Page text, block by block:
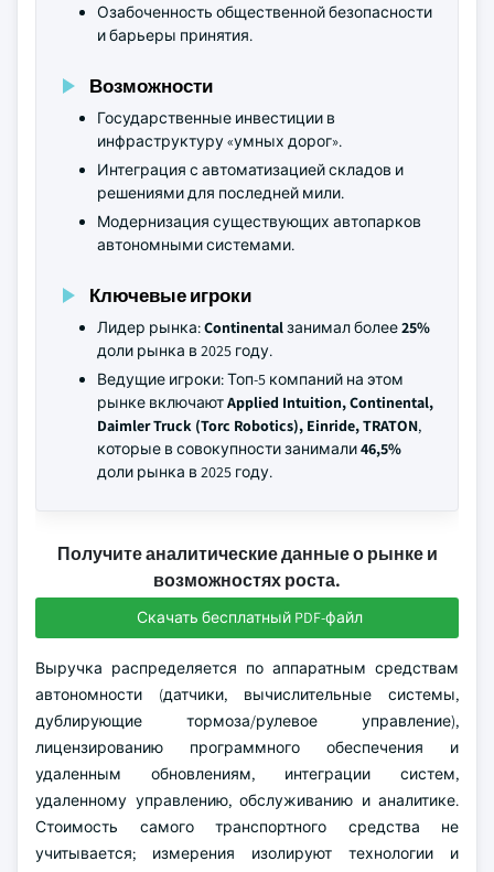
Озабоченность общественной безопасности
и барьеры принятия.
Возможности
Государственные инвестиции в
инфраструктуру «умных дорог».
Интеграция с автоматизацией складов и
решениями для последней мили.
Модернизация существующих автопарков
автономными системами.
Ключевые игроки
Лидер рынка:Continentalзанимал более25%
доли рынка в 2025 году.
Ведущие игроки: Топ-5 компаний на этом
рынке включаютApplied Intuition, Continental,
Daimler Truck (Torc Robotics), Einride, TRATON,
которые в совокупности занимали46,5%
доли рынка в 2025 году.
Получите аналитические данные о рынке и
возможностях роста.
Скачать бесплатный PDF-файл
Выручка распределяется по аппаратным средствам
автономности (датчики, вычислительные системы,
дублирующие тормоза/рулевое управление),
лицензированию программного обеспечения и
удаленным обновлениям, интеграции систем,
удаленному управлению, обслуживанию и аналитике.
Стоимость самого транспортного средства не
учитывается; измерения изолируют технологии и